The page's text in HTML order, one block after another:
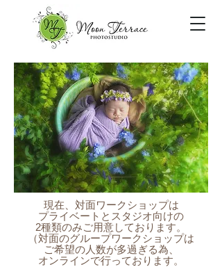
現在、対面ワークショップは
プライベートとスタジオ向けの
​2種類のみご用意しております。
（対面のグループワークショップは
ご希望の人数が多過ぎる為、
オンラインで行っております。